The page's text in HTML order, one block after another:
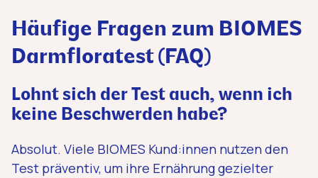
Häufige Fragen zum BIOMES
Darmfloratest (FAQ)
Lohnt sich der Test auch, wenn ich
keine Beschwerden habe?
Absolut. Viele BIOMES Kund:innen nutzen den
Test präventiv, um ihre Ernährung gezielter